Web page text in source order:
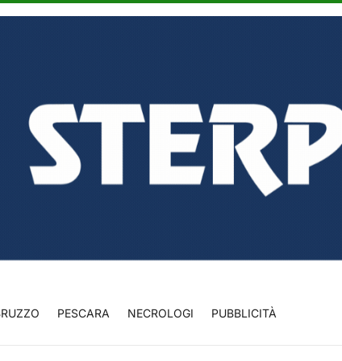
PESCARA NECROLOGI PUBBLICITÀ